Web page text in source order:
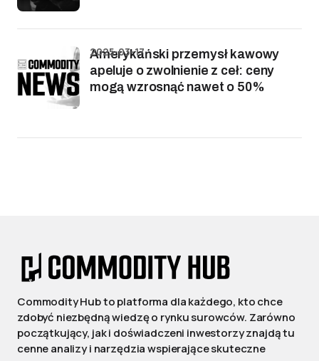
Amerykański przemysł kawowy
apeluje o zwolnienie z ceł: ceny
mogą wzrosnąć nawet o 50%
2025-03-17
Commodity Hub to platforma dla każdego, kto chce
zdobyć niezbędną wiedzę o rynku surowców. Zarówno
początkujący, jak i doświadczeni inwestorzy znajdą tu
cenne analizy i narzędzia wspierające skuteczne